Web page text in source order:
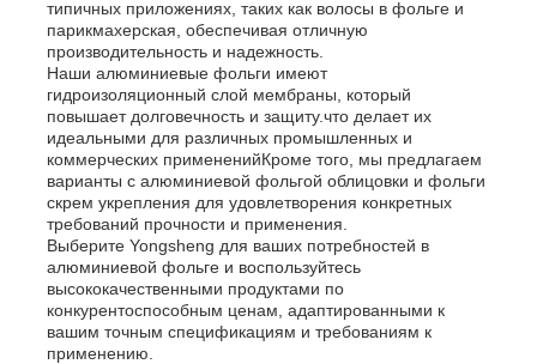
типичных приложениях, таких как волосы в фольге и
парикмахерская, обеспечивая отличную
производительность и надежность.
Наши алюминиевые фольги имеют
гидроизоляционный слой мембраны, который
повышает долговечность и защиту.что делает их
идеальными для различных промышленных и
коммерческих примененийКроме того, мы предлагаем
варианты с алюминиевой фольгой облицовки и фольги
скрем укрепления для удовлетворения конкретных
требований прочности и применения.
Выберите Yongsheng для ваших потребностей в
алюминиевой фольге и воспользуйтесь
высококачественными продуктами по
конкурентоспособным ценам, адаптированными к
вашим точным спецификациям и требованиям к
применению.